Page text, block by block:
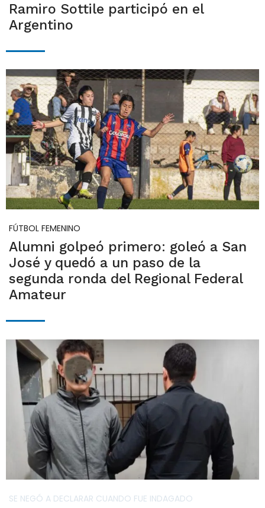
Ramiro Sottile participó en el
Argentino
FÚTBOL FEMENINO
Alumni golpeó primero: goleó a San
José y quedó a un paso de la
segunda ronda del Regional Federal
Amateur
SE NEGÓ A DECLARAR CUANDO FUE INDAGADO